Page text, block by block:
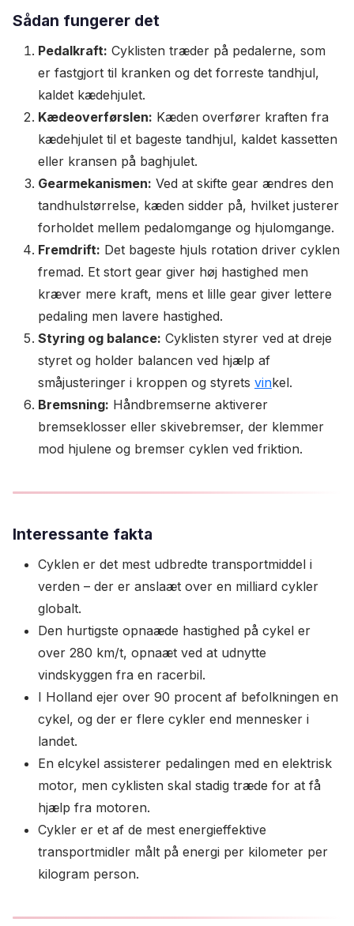
Sådan fungerer det
Pedalkraft: Cyklisten træder på pedalerne, som
er fastgjort til kranken og det forreste tandhjul,
kaldet kædehjulet.
Kædeoverførslen: Kæden overfører kraften fra
kædehjulet til et bageste tandhjul, kaldet kassetten
eller kransen på baghjulet.
Gearmekanismen: Ved at skifte gear ændres den
tandhulstørrelse, kæden sidder på, hvilket justerer
forholdet mellem pedalomgange og hjulomgange.
Fremdrift: Det bageste hjuls rotation driver cyklen
fremad. Et stort gear giver høj hastighed men
kræver mere kraft, mens et lille gear giver lettere
pedaling men lavere hastighed.
Styring og balance: Cyklisten styrer ved at dreje
styret og holder balancen ved hjælp af
småjusteringer i kroppen og styrets vinkel.
Bremsning: Håndbremserne aktiverer
bremseklosser eller skivebremser, der klemmer
mod hjulene og bremser cyklen ved friktion.
Interessante fakta
Cyklen er det mest udbredte transportmiddel i
verden – der er anslaæt over en milliard cykler
globalt.
Den hurtigste opnaæde hastighed på cykel er
over 280 km/t, opnaæt ved at udnytte
vindskyggen fra en racerbil.
I Holland ejer over 90 procent af befolkningen en
cykel, og der er flere cykler end mennesker i
landet.
En elcykel assisterer pedalingen med en elektrisk
motor, men cyklisten skal stadig træde for at få
hjælp fra motoren.
Cykler er et af de mest energieffektive
transportmidler målt på energi per kilometer per
kilogram person.